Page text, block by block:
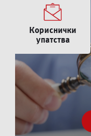
Кориснички
упатства